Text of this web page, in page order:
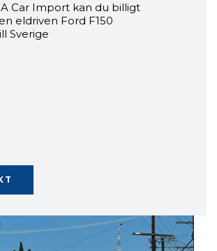
Car Import kan du billigt
eldriven Ford F150
Sverige